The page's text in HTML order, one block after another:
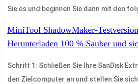
Sie es und beginnen Sie dann mit den
MiniTool ShadowMaker-Testversion
Herunterladen 100 % Sauber und
Schritt 1: Schließen Sie Ihre SanDisk
den Zielcomputer an und stellen Sie